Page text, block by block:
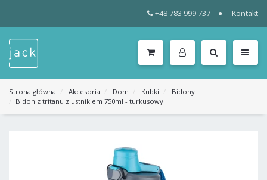
+48 783 999 737 Kontakt
KATEGORIE
MENU
Strona główna Akcesoria Dom Kubki
Bidony
Bidon z tritanu z ustnikiem 750ml - turkusowy